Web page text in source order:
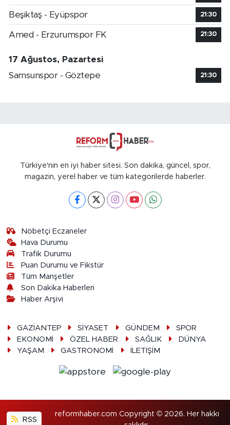
Beşiktaş - Eyüpspor 21:30
Amed - Erzurumspor FK 21:30
17 Ağustos, Pazartesi
Samsunspor - Göztepe
21:30
Türkiye'nin en iyi haber sitesi. Son dakika, güncel, spor,
magazin, yerel haber ve tüm kategorilerde haberler.
Nöbetçi Eczaneler
Hava Durumu
Trafik Durumu
Puan Durumu ve Fikstür
Tüm Manşetler
Son Dakika Haberleri
Haber Arşivi
GAZİANTEP SİYASET GÜNDEM
SPOR
EKONOMİ
ÖZEL HABER SAĞLIK
DÜNYA
YAŞAM
GASTRONOMİ İLETİŞİM
RSS
reformhaber.com Copyright © 2026. Her hakkı